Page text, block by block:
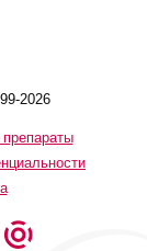
2026
препараты